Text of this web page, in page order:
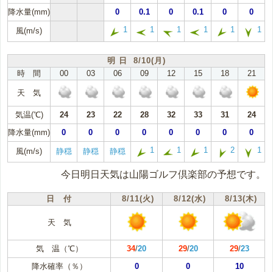
降水量(mm)
0 0.1 0 0.1 0 0
風(m/s) 1 1 1 1 1 1
明 日 8/10(月)
時 間
00 03 06 09 12 15 18 21
天 気
気温(℃) 24 23 22 28 32 33 31
24
降水量(mm)
0 0 0 0 0 0 0 0
風(m/s) 静穏 静穏 静穏 1 1 1 2 1
今日明日天気は山陽ゴルフ倶楽部の予想です。
日 付 8/11(火) 8/12(水) 8/13(木)
天 気
気 温（℃） 34/20 29/20 29/23
降水確率（％）
0 0 10